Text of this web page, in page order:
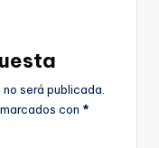
será publicada.
con *